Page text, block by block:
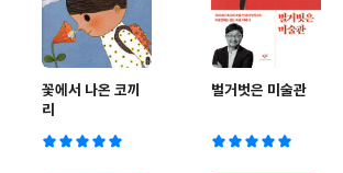
꽃에서 나온 코끼
리
벌거벗은 미술관